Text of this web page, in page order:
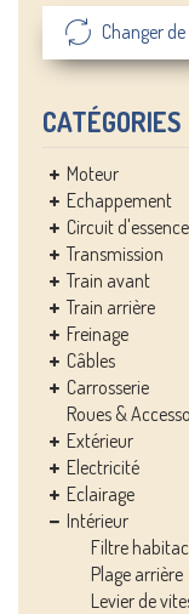
Changer
CATÉGORIES
Moteur
Echappement
Circuit d'essence
Transmission
Train avant
Train arrière
Freinage
Câbles
Carrosserie
Roues &
Extérieur
Electricité
Eclairage
Intérieur
Filtre
Plage arrière
Levier de